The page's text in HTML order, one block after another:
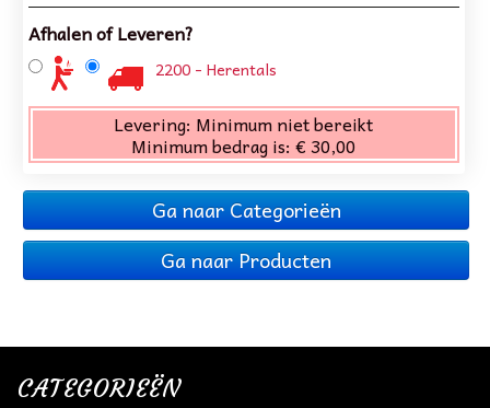
Afhalen of Leveren?
2200 - Herentals
Levering: Minimum niet bereikt
Minimum bedrag is:€ 30,00
Ga naar Categorieën
Ga naar Producten
CATEGORIEËN